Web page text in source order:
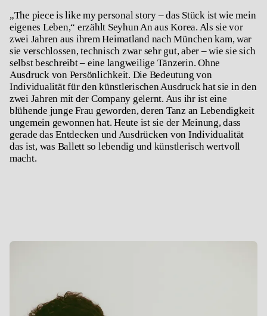
„The piece is like my personal story – das Stück ist wie mein
eigenes Leben,“ erzählt Seyhun An aus Korea. Als sie vor
zwei Jahren aus ihrem Heimatland nach München kam, war
sie verschlossen, technisch zwar sehr gut, aber – wie sie sich
selbst beschreibt – eine langweilige Tänzerin. Ohne
Ausdruck von Persönlichkeit. Die Bedeutung von
Individualität für den künstlerischen Ausdruck hat sie in den
zwei Jahren mit der Company gelernt. Aus ihr ist eine
blühende junge Frau geworden, deren Tanz an Lebendigkeit
ungemein gewonnen hat. Heute ist sie der Meinung, dass
gerade das Entdecken und Ausdrücken von Individualität
das ist, was Ballett so lebendig und künstlerisch wertvoll
macht.